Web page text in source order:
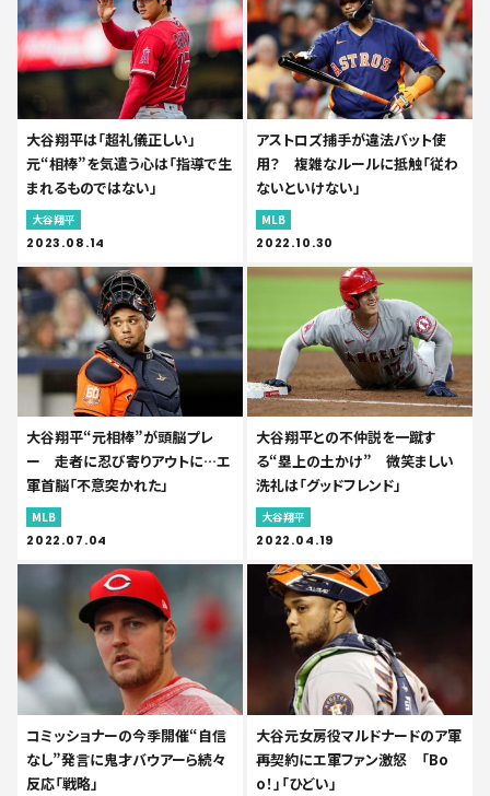
大谷翔平は「超礼儀正しい」
元“相棒”を気遣う心は「指導で生
まれるものではない」
大谷翔平
2023.08.14
アストロズ捕手が違法バット使
用？ 複雑なルールに抵触「従わ
ないといけない」
MLB
2022.10.30
大谷翔平“元相棒”が頭脳プレ
ー 走者に忍び寄りアウトに…エ
軍首脳「不意突かれた」
MLB
2022.07.04
大谷翔平との不仲説を一蹴す
る“塁上の土かけ” 微笑ましい
洗礼は「グッドフレンド」
大谷翔平
2022.04.19
コミッショナーの今季開催“自信
なし”発言に鬼才バウアーら続々
反応「戦略」
大谷元女房役マルドナードのア軍
再契約にエ軍ファン激怒 「Bo
o！」「ひどい」